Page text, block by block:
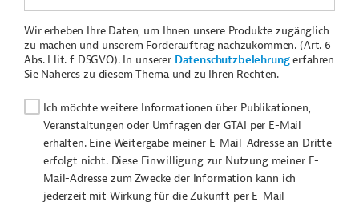
Wir erheben Ihre Daten, um Ihnen unsere Produkte zugänglich
zu machen und unserem Förderauftrag nachzukommen. (Art. 6
Abs. I lit. f DSGVO). In unserer Datenschutzbelehrungerfahren
Sie Näheres zu diesem Thema und zu Ihren Rechten.
Ich möchte weitere Informationen über Publikationen,
Veranstaltungen oder Umfragen der GTAI per E-Mail
erhalten. Eine Weitergabe meiner E-Mail-Adresse an Dritte
erfolgt nicht. Diese Einwilligung zur Nutzung meiner E-
Mail-Adresse zum Zwecke der Information kann ich
jederzeit mit Wirkung für die Zukunft per E-Mail